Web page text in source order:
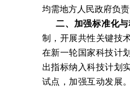
均需地方人民政府负
二、加强标准化
制，开展共性关键技
在新一轮国家科技计
出指标纳入科技计划
试点，加强互动发展